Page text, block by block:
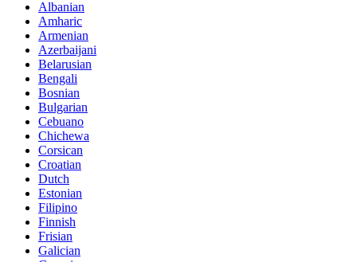
Albanian
Amharic
Armenian
Azerbaijani
Belarusian
Bengali
Bosnian
Bulgarian
Cebuano
Chichewa
Corsican
Croatian
Dutch
Estonian
Filipino
Finnish
Frisian
Galician